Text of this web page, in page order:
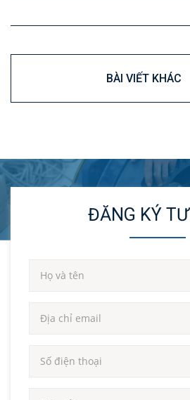
BÀI VIẾT KHÁC
ĐĂNG KÝ